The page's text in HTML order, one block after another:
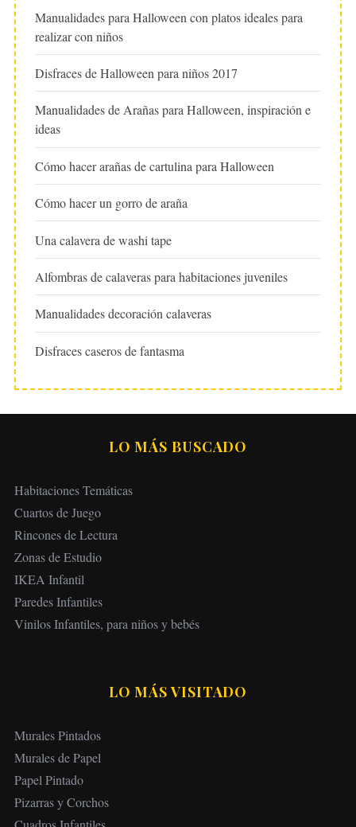
Manualidades para Halloween con platos ideales para
realizar con niños
Disfraces de Halloween para niños 2017
Manualidades de Arañas para Halloween, inspiración e
ideas
Cómo hacer arañas de cartulina para Halloween
Cómo hacer un gorro de araña
Una calavera de washi tape
Alfombras de calaveras para habitaciones juveniles
Manualidades decoración calaveras
Disfraces caseros de fantasma
LO MÁS BUSCADO
Habitaciones Temáticas
Cuartos de Juego
Rincones de Lectura
Zonas de Estudio
IKEA Infantil
Paredes Infantiles
Vinilos Infantiles, para niños y bebés
LO MÁS VISITADO
Murales Pintados
Murales de Papel
Papel Pintado
Pizarras y Corchos